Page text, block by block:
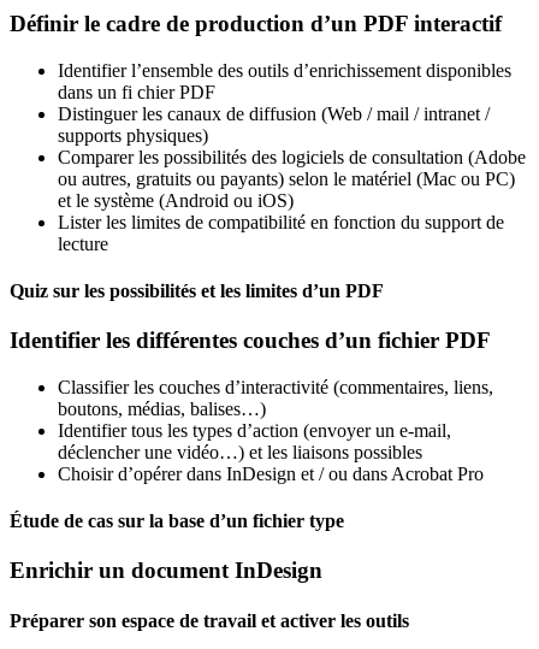
Définir le cadre de production d’un PDF interactif
Identifier l’ensemble des outils d’enrichissement disponibles
dans un fi chier PDF
Distinguer les canaux de diffusion (Web / mail / intranet /
supports physiques)
Comparer les possibilités des logiciels de consultation (Adobe
ou autres, gratuits ou payants) selon le matériel (Mac ou PC)
et le système (Android ou iOS)
Lister les limites de compatibilité en fonction du support de
lecture
Quiz sur les possibilités et les limites d’un PDF
Identifier les différentes couches d’un fichier PDF
Classifier les couches d’interactivité (commentaires, liens,
boutons, médias, balises…)
Identifier tous les types d’action (envoyer un e-mail,
déclencher une vidéo…) et les liaisons possibles
Choisir d’opérer dans InDesign et / ou dans Acrobat Pro
Étude de cas sur la base d’un fichier type
Enrichir un document InDesign
Préparer son espace de travail et activer les outils